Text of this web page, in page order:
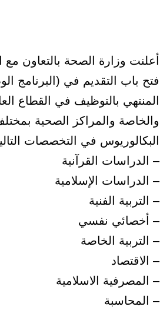
أعلنت وزارة الصحة بالتعاون
فتح باب التقديم في (البرنامج
المنتهي بالتوظيف في القطاع
والخاصة والمراكز الصحية
البكالوريوس في التخصصات
– الدراسات القرآنية
– الدراسات الإسلامية
– التربية الفنية
– أخصائي نفسي
– التربية الخاصة
– الاقتصاد
– المصرفية الاسلامية
– المحاسبة